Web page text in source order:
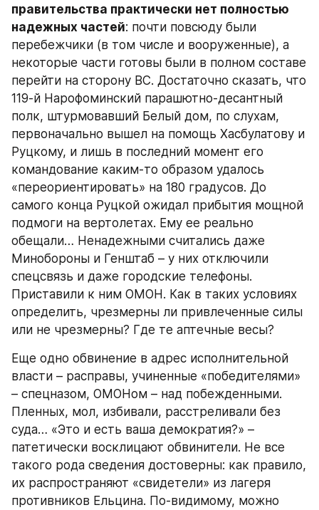
правительства практически нет полностью
надежных частей: почти повсюду были
перебежчики (в том числе и вооруженные), а
некоторые части готовы были в полном составе
перейти на сторону ВС. Достаточно сказать, что
119-й Нарофоминский парашютно-десантный
полк, штурмовавший Белый дом, по слухам,
первоначально вышел на помощь Хасбулатову и
Руцкому, и лишь в последний момент его
командование каким-то образом удалось
«переориентировать» на 180 градусов. До
самого конца Руцкой ожидал прибытия мощной
подмоги на вертолетах. Ему ее реально
обещали… Ненадежными считались даже
Минобороны и Генштаб – у них отключили
спецсвязь и даже городские телефоны.
Приставили к ним ОМОН. Как в таких условиях
определить, чрезмерны ли привлеченные силы
или не чрезмерны? Где те аптечные весы?
Еще одно обвинение в адрес исполнительной
власти – расправы, учиненные «победителями»
– спецназом, ОМОНом – над побежденными.
Пленных, мол, избивали, расстреливали без
суда… «Это и есть ваша демократия?» –
патетически восклицают обвинители. Не все
такого рода сведения достоверны: как правило,
их распространяют «свидетели» из лагеря
противников Ельцина. По-видимому, можно